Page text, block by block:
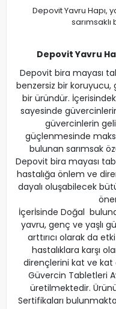
Depovit Yavru Hapı,
Depovit Yavru
Depovit bira mayası
benzersiz bir koruyucu,
bir üründür.
sayesinde
güvercinlerin
güçlenmesinde
bulunan sarımsak
Depovit bira mayası
hastalığa önlem ve
dayalı oluşabilecek
İçerİsinde Doğal
yavru, genç ve yaşlı
arttırıcı olarak da
hastalıklara karşı
dirençlerini kat ve kat
Güvercin Tabletleri
üretilmektedir.
Sertifikaları